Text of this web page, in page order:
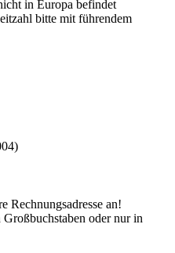
in Europa befindet
bitte mit führendem
Rechnungsadresse an!
oder nur in